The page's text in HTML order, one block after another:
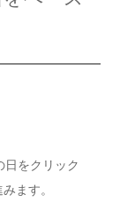
日をクリック
ます。